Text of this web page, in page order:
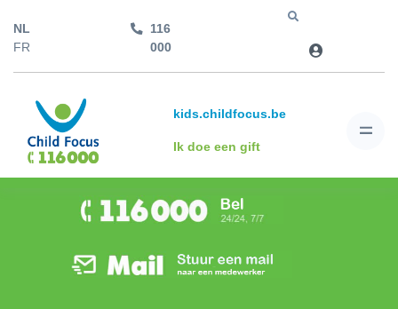
NL
FR
116
000
kids.childfocus.be
Ik doe een gift